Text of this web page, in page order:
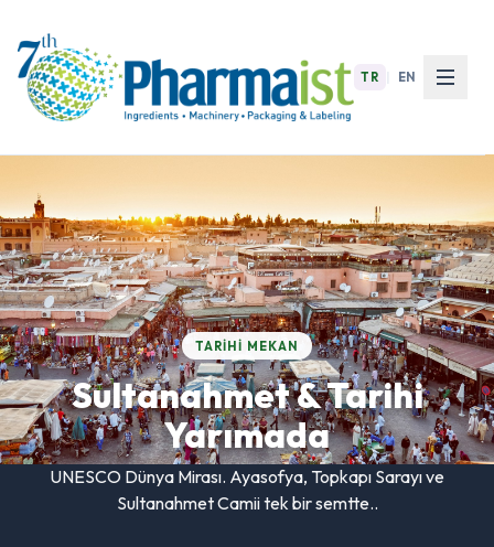
TR EN
TARIHI MEKAN
Sultanahmet & Tarihi
Yarımada
UNESCO Dünya Mirası. Ayasofya, Topkapı Sarayı ve
Sultanahmet Camii tek bir semtte..